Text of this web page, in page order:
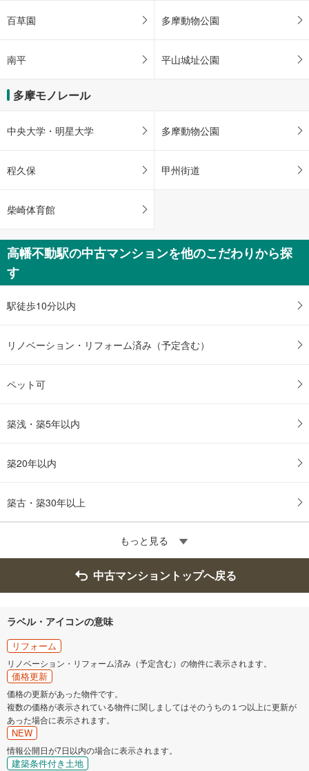
【多摩モノレール】
に
す
百草園 多摩動物公園
南平 平山城址公園
多摩モノレール
中央大学・明星大学 多摩動物公園
程久保 甲州街道
柴崎体育館
高幡不動駅の中古マンションを他のこだわりから探
す
駅徒歩10分以内
リノベーション・リフォーム済み（予定含む）
ペット可
築浅・築5年以内
築20年以内
築古・築30年以上
もっと見る
中古マンショントップへ戻る
ラベル・アイコンの意味
リフォーム
リノベーション・リフォーム済み（予定含む）の物件に表示されます。
価格更新
価格の更新があった物件です。
複数の価格が表示されている物件に関しましてはそのうちの１つ以上に更新が
あった場合に表示されます。
NEW
情報公開日が7日以内の場合に表示されます。
建築条件付き土地